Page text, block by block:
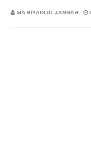
MA RIYADLUL JANNAH